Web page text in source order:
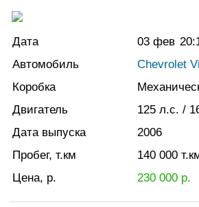
Дата 03 фев
Автомобиль
Chevrolet
Коробка
Двигатель
125 л.с. /
Дата выпуска
2006
Пробег, т.км
140 000
Цена, р.
230 000р.